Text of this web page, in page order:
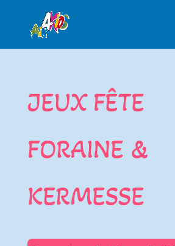
JEUX FÊTE
FORAINE &
KERMESSE